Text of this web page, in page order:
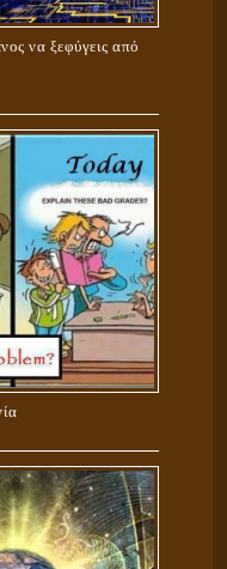
να ξεφύγεις από